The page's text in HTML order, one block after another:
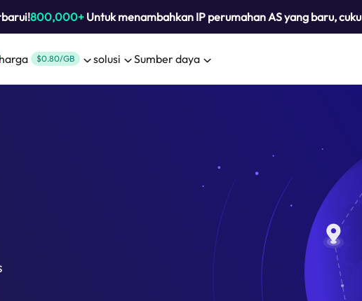
800,000+Untuk menambahkan IP perumahan AS yang baru,
harga $0.80/GB solusi Sumber daya